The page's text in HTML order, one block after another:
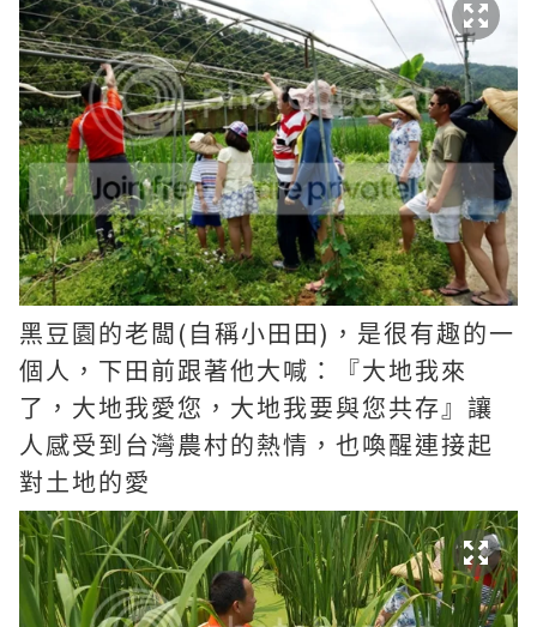
黑豆園的老闆(自稱小田田) ，是很有趣的一
個人，下田前跟著他大喊：『大地我來
了，大地我愛您，大地我要與您共存』讓
人感受到台灣農村的熱情，也喚醒連接起
對土地的愛